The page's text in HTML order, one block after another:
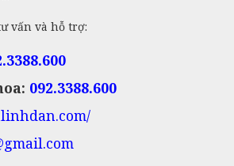
vấn và hỗ trợ:
092.3388.600